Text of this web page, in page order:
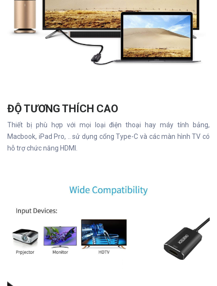
ĐỘ TƯƠNG THÍCH CAO
Thiết bị phù hợp với mọi loại điện thoại hay máy tính bảng,
Macbook, iPad Pro, .. sử dụng cổng Type-C và các màn hình TV có
hỗ trợ chức năng HDMI.